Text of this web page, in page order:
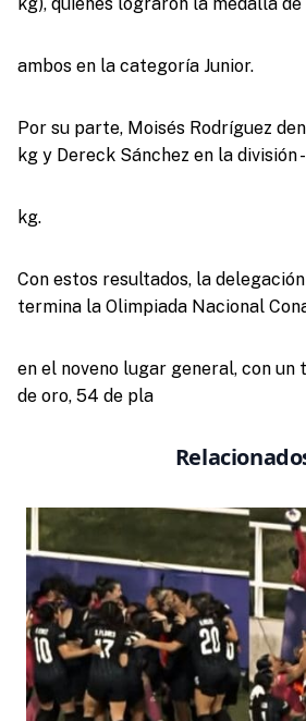
ambos en la categoría Junior.
Por su parte, Moisés Rodríguez
kg y Dereck Sánchez en la división
kg.
Con estos resultados, la
termina la Olimpiada Nacional
en el noveno lugar general, con
de oro, 54 de pla